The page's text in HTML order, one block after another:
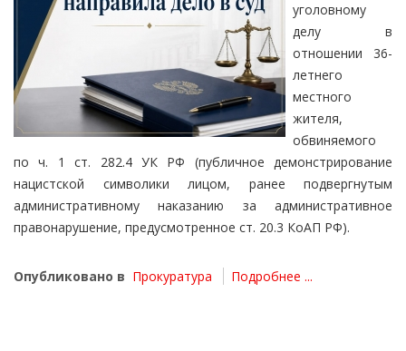
уголовному
делу в
отношении 36-
летнего
местного
жителя,
обвиняемого
по ч. 1 ст. 282.4 УК РФ (публичное демонстрирование
нацистской символики лицом, ранее подвергнутым
административному наказанию за административное
правонарушение, предусмотренное ст. 20.3 КоАП РФ).
Опубликовано в Прокуратура Подробнее ...